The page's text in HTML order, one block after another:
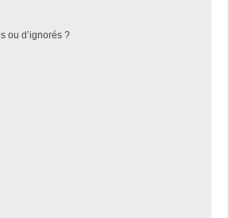
ou d’ignorés ?